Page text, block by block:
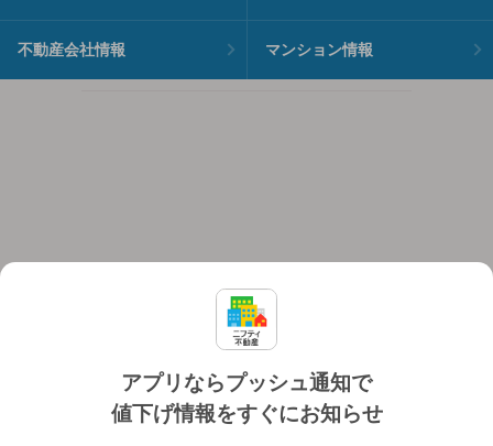
アプリならプッシュ通知で
値下げ情報をすぐにお知らせ
不動産会社情報 マンション情報
個人情報保護ポリシー 利用規約